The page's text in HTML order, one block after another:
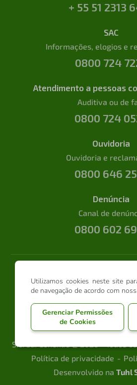
Utilizamos cookies neste site
de navegação de acordo com
Gerenciar Permissões
de Cookies
+ 55 51 2313
SAC
Informações, elogios e
0800 724
Atendimento a pessoas
Auditiva ou de
0800 724
Ouvidoria
Ouvidoria e
0800 646
Denúncia
Canal de
0800 602
Sicredi Conexão @ 2026 - Todos
Política de privacidade
Desenvolvido na Tuhl